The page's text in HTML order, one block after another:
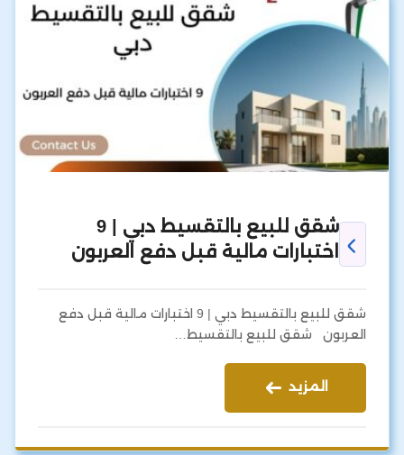
شقق للبيع بالتقسيط دبي | 9
اختبارات مالية قبل دفع العربون
شقق للبيع بالتقسيط دبي | 9 اختبارات مالية قبل دفع
العربون شقق للبيع بالتقسيط…
المزيد